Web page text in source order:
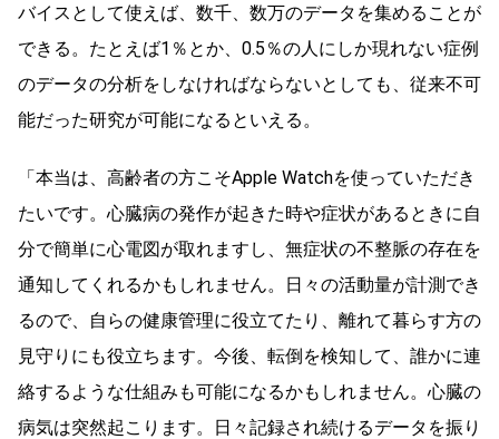
バイスとして使えば、数千、数万のデータを集めることが
できる。たとえば1％とか、0.5％の人にしか現れない症例
のデータの分析をしなければならないとしても、従来不可
能だった研究が可能になるといえる。
「本当は、高齢者の方こそApple Watchを使っていただき
たいです。心臓病の発作が起きた時や症状があるときに自
分で簡単に心電図が取れますし、無症状の不整脈の存在を
通知してくれるかもしれません。日々の活動量が計測でき
るので、自らの健康管理に役立てたり、離れて暮らす方の
見守りにも役立ちます。今後、転倒を検知して、誰かに連
絡するような仕組みも可能になるかもしれません。心臓の
病気は突然起こります。日々記録され続けるデータを振り